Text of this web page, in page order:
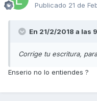
Publicado 21 de
En 21/2/2018 a las
Corrige tu escritura,
Enserio no lo entiendes ?